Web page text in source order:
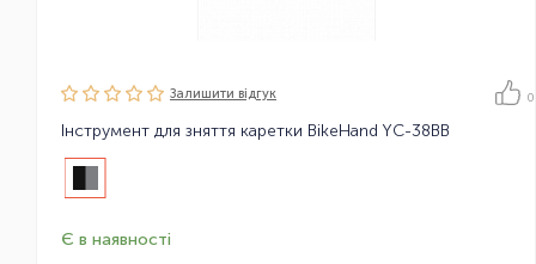
Залишити вiдгук 0
Інструмент для зняття каретки BikeHand YC-38BB
Є в наявності